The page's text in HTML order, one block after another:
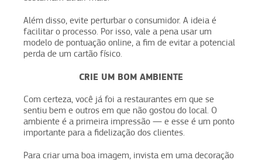
Além disso, evite perturbar o consumidor. A ideia é
facilitar o processo. Por isso, vale a pena usar um
modelo de pontuação online, a fim de evitar a potencial
perda de um cartão físico.
CRIE UM BOM AMBIENTE
Com certeza, você já foi a restaurantes em que se
sentiu bem e outros em que não gostou do local. O
ambiente é a primeira impressão — e esse é um ponto
importante para a fidelização dos clientes.
Para criar uma boa imagem, invista em uma decoração